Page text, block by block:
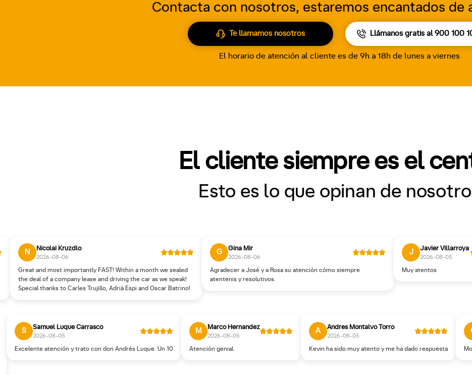
Contacta con nosotros, estaremos encantados de
Te llamamos nosotros Llámanos gratis al 900 100
El horario de atención al cliente es de 9h a 18h de lunes a viernes
El cliente siempre es el
Esto es lo que opinan de
N Nicolai Kruzdlo
2026-08-06
Great and most importantly FAST! Within a month we sealed
the deal of a company lease and driving the car as we speak!
Special thanks to Carles Trujillo, Adrià Espi and Oscar Batrino!
G Gina Mir
2026-08-06
Agradecer a José y a Rosa su atención cómo siempre
atentenis y resolutivos.
J Javier Villarroya
2026-08-05
Muy atentos
S Samuel Luque Carrasco
2026-08-05
Excelente atención y trato con don Andrés Luque. Un 10
M Marco Hernandez
2026-08-05
Atención genial.
A Andres Montalvo Torro
2026-08-05
Kevin ha sido muy atento y me ha dado respuesta